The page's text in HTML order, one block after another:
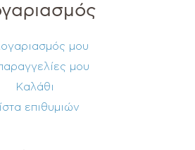
μου
μου
Καλάθι
επιθυμιών